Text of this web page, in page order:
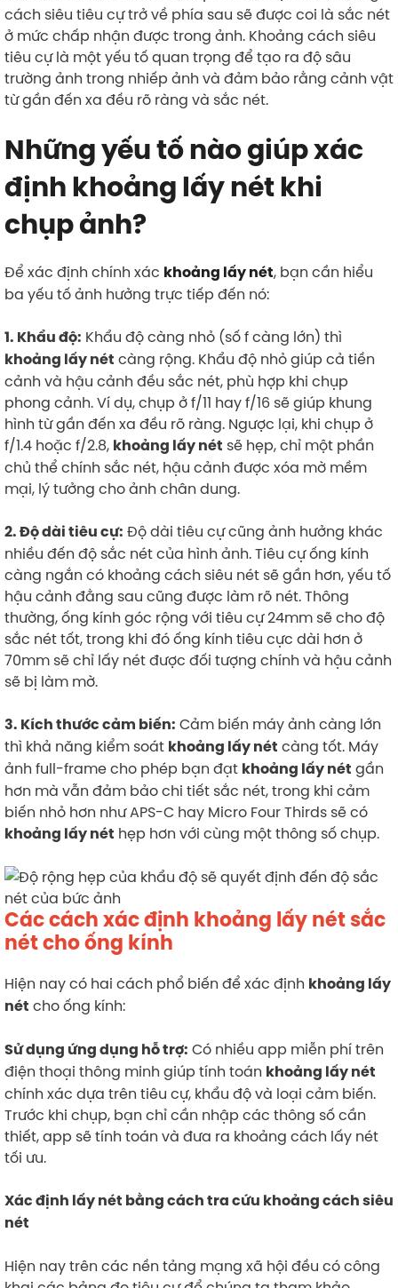
cách siêu tiêu cự trở về phía sau sẽ được coi là sắc nét
ở mức chấp nhận được trong ảnh. Khoảng cách siêu
tiêu cự là một yếu tố quan trọng để tạo ra độ sâu
trường ảnh trong nhiếp ảnh và đảm bảo rằng cảnh vật
từ gần đến xa đều rõ ràng và sắc nét.
Những yếu tố nào giúp xác
định khoảng lấy nét khi
chụp ảnh?
Để xác định chính xác khoảng lấy nét, bạn cần hiểu
ba yếu tố ảnh hưởng trực tiếp đến nó:
1. Khẩu độ: Khẩu độ càng nhỏ (số f càng lớn) thì
khoảng lấy nét càng rộng. Khẩu độ nhỏ giúp cả tiền
cảnh và hậu cảnh đều sắc nét, phù hợp khi chụp
phong cảnh. Ví dụ, chụp ở f/11 hay f/16 sẽ giúp khung
hình từ gần đến xa đều rõ ràng. Ngược lại, khi chụp ở
f/1.4 hoặc f/2.8, khoảng lấy nét sẽ hẹp, chỉ một phần
chủ thể chính sắc nét, hậu cảnh được xóa mờ mềm
mại, lý tưởng cho ảnh chân dung.
2. Độ dài tiêu cự: Độ dài tiêu cự cũng ảnh hưởng khác
nhiều đến độ sắc nét của hình ảnh. Tiêu cự ống kính
càng ngắn có khoảng cách siêu nét sẽ gần hơn, yếu tố
hậu cảnh đằng sau cũng được làm rõ nét. Thông
thường, ống kính góc rộng với tiêu cự 24mm sẽ cho độ
sắc nét tốt, trong khi đó ống kính tiêu cực dài hơn ở
70mm sẽ chỉ lấy nét được đối tượng chính và hậu cảnh
sẽ bị làm mờ.
3. Kích thước cảm biến: Cảm biến máy ảnh càng lớn
thì khả năng kiểm soát khoảng lấy nét càng tốt. Máy
ảnh full-frame cho phép bạn đạt khoảng lấy nét gần
hơn mà vẫn đảm bảo chi tiết sắc nét, trong khi cảm
biến nhỏ hơn như APS-C hay Micro Four Thirds sẽ có
khoảng lấy nét hẹp hơn với cùng một thông số chụp.
Các cách xác định khoảng lấy nét sắc
nét cho ống kính
Hiện nay có hai cách phổ biến để xác định khoảng lấy
nét cho ống kính:
Sử dụng ứng dụng hỗ trợ: Có nhiều app miễn phí trên
điện thoại thông minh giúp tính toán khoảng lấy nét
chính xác dựa trên tiêu cự, khẩu độ và loại cảm biến.
Trước khi chụp, bạn chỉ cần nhập các thông số cần
thiết, app sẽ tính toán và đưa ra khoảng cách lấy nét
tối ưu.
Xác định lấy nét bằng cách tra cứu khoảng cách siêu
nét
Hiện nay trên các nền tảng mạng xã hội đều có công